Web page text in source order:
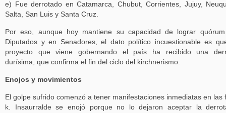
e) Fue derrotado en Catamarca, Chubut, Corrientes, Jujuy,
Salta, San Luis y Santa Cruz.
Por eso, aunque hoy mantiene su capacidad de lograr
Diputados y en Senadores, el dato político incuestionable es
proyecto que viene gobernando el país ha recibido una
durísima, que confirma el fin del ciclo del kirchnerismo.
Enojos y movimientos
El golpe sufrido comenzó a tener manifestaciones inmediatas en las
k. Insaurralde se enojó porque no lo dejaron aceptar la